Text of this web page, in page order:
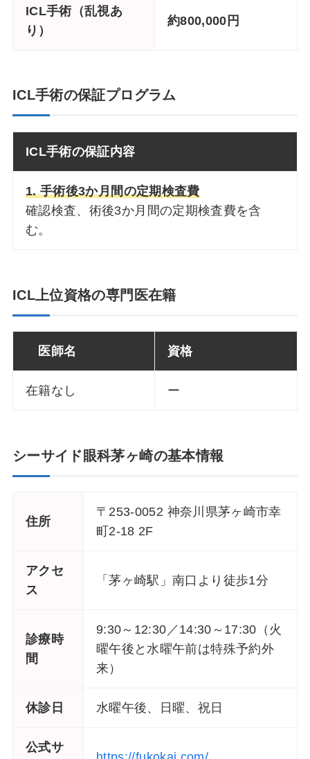
ICL手術（乱視あ
り）
約800,000円
ICL手術の保証プログラム
ICL手術の保証内容
1. 手術後3か月間の定期検査費
確認検査、術後3か月間の定期検査費を含
む。
ICL上位資格の専門医在籍
医師名 資格
在籍なし ー
シーサイド眼科茅ヶ崎の基本情報
住所
〒253-0052 神奈川県茅ヶ崎市幸
町2-18 2F
アクセ
ス
「茅ヶ崎駅」南口より徒歩1分
診療時
間
9:30～12:30／14:30～17:30（火
曜午後と水曜午前は特殊予約外
来）
休診日 水曜午後、日曜、祝日
公式サ